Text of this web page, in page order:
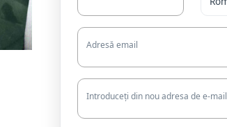
Adresă email
Introduceți din nou adresa de e-mail